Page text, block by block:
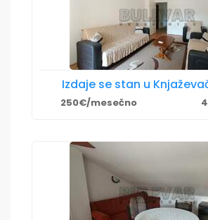
Izdaje se stan u
250€/mesečno